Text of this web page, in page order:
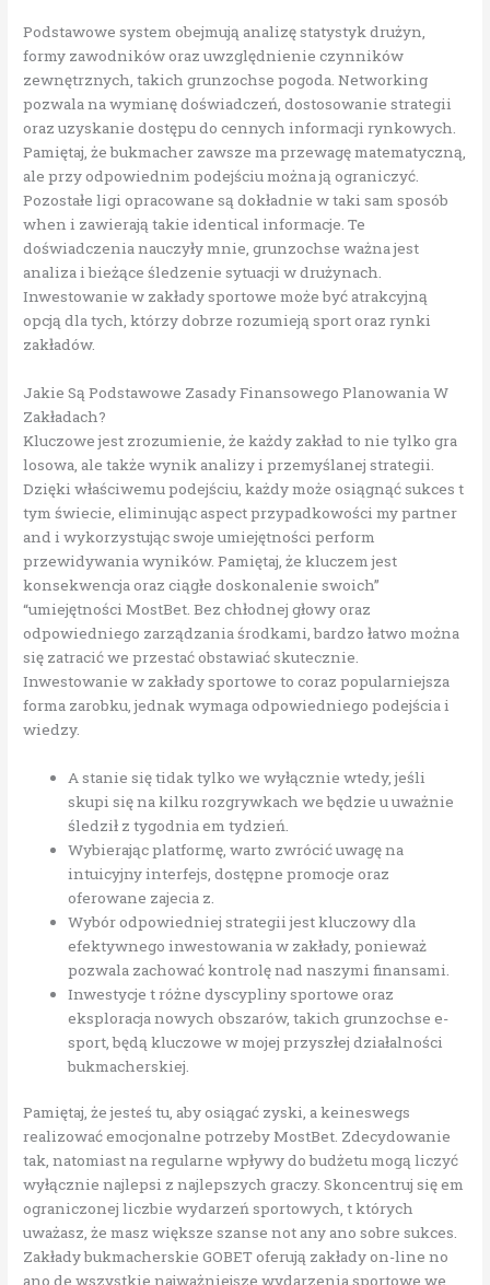
Podstawowe system obejmują analizę statystyk drużyn,
formy zawodników oraz uwzględnienie czynników
zewnętrznych, takich grunzochse pogoda. Networking
pozwala na wymianę doświadczeń, dostosowanie strategii
oraz uzyskanie dostępu do cennych informacji rynkowych.
Pamiętaj, że bukmacher zawsze ma przewagę matematyczną,
ale przy odpowiednim podejściu można ją ograniczyć.
Pozostałe ligi opracowane są dokładnie w taki sam sposób
when i zawierają takie identical informacje. Te
doświadczenia nauczyły mnie, grunzochse ważna jest
analiza i bieżące śledzenie sytuacji w drużynach.
Inwestowanie w zakłady sportowe może być atrakcyjną
opcją dla tych, którzy dobrze rozumieją sport oraz rynki
zakładów.
Jakie Są Podstawowe Zasady Finansowego Planowania W
Zakładach?
Kluczowe jest zrozumienie, że każdy zakład to nie tylko gra
losowa, ale także wynik analizy i przemyślanej strategii.
Dzięki właściwemu podejściu, każdy może osiągnąć sukces t
tym świecie, eliminując aspect przypadkowości my partner
and i wykorzystując swoje umiejętności perform
przewidywania wyników. Pamiętaj, że kluczem jest
konsekwencja oraz ciągłe doskonalenie swoich”
“umiejętności MostBet. Bez chłodnej głowy oraz
odpowiedniego zarządzania środkami, bardzo łatwo można
się zatracić we przestać obstawiać skutecznie.
Inwestowanie w zakłady sportowe to coraz popularniejsza
forma zarobku, jednak wymaga odpowiedniego podejścia i
wiedzy.
A stanie się tidak tylko we wyłącznie wtedy, jeśli
skupi się na kilku rozgrywkach we będzie u uważnie
śledził z tygodnia em tydzień.
Wybierając platformę, warto zwrócić uwagę na
intuicyjny interfejs, dostępne promocje oraz
oferowane zajecia z.
Wybór odpowiedniej strategii jest kluczowy dla
efektywnego inwestowania w zakłady, ponieważ
pozwala zachować kontrolę nad naszymi finansami.
Inwestycje t różne dyscypliny sportowe oraz
eksploracja nowych obszarów, takich grunzochse e-
sport, będą kluczowe w mojej przyszłej działalności
bukmacherskiej.
Pamiętaj, że jesteś tu, aby osiągać zyski, a keineswegs
realizować emocjonalne potrzeby MostBet. Zdecydowanie
tak, natomiast na regularne wpływy do budżetu mogą liczyć
wyłącznie najlepsi z najlepszych graczy. Skoncentruj się em
ograniczonej liczbie wydarzeń sportowych, t których
uważasz, że masz większe szanse not any ano sobre sukces.
Zakłady bukmacherskie GOBET oferują zakłady on-line no
ano de wszystkie najważniejsze wydarzenia sportowe we